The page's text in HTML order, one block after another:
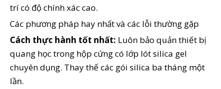
trí có độ chính xác cao.
Các phương pháp hay nhất và các lỗi thường gặp
Cách thực hành tốt nhất: Luôn bảo quản thiết bị
quang học trong hộp cứng có lớp lót silica gel
chuyên dụng. Thay thế các gói silica ba tháng một
lần.